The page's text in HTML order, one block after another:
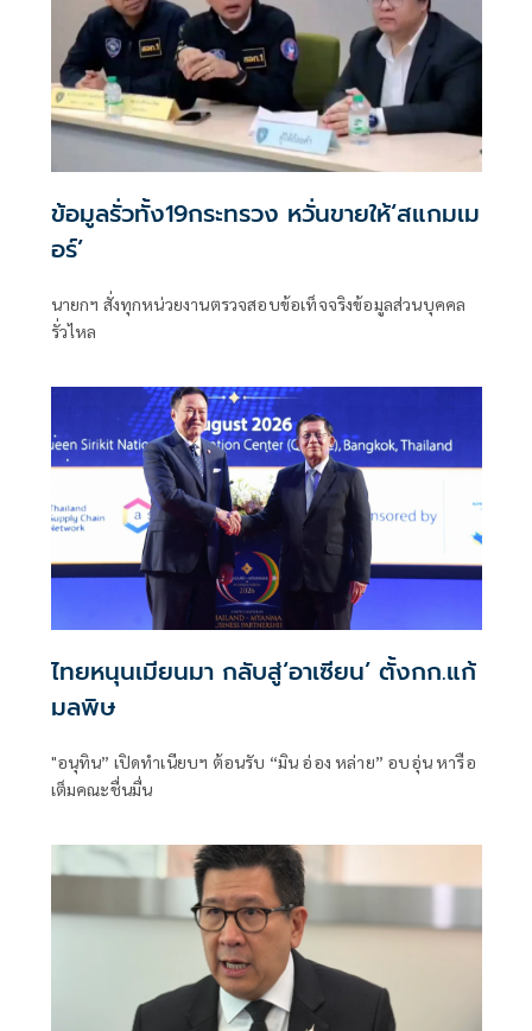
ข้อมูลรั่วทั้ง19กระทรวง หวั่นขายให้‘สแกมเม
อร์’
นายกฯ สั่งทุกหน่วยงานตรวจสอบข้อเท็จจริงข้อมูลส่วนบุคคล
รั่วไหล
ไทยหนุนเมียนมา กลับสู่‘อาเซียน’ ตั้งกก.แก้
มลพิษ
"อนุทิน” เปิดทำเนียบฯ ต้อนรับ “มิน อ่อง หล่าย” อบอุ่น หารือ
เต็มคณะชื่นมื่น